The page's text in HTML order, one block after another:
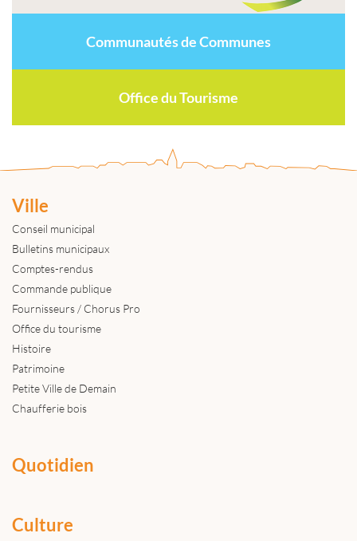
Communautés de Communes
Office du Tourisme
Ville
Conseil municipal
Bulletins municipaux
Comptes-rendus
Commande publique
Fournisseurs / Chorus Pro
Office du tourisme
Histoire
Patrimoine
Petite Ville de Demain
Chaufferie bois
Quotidien
Culture